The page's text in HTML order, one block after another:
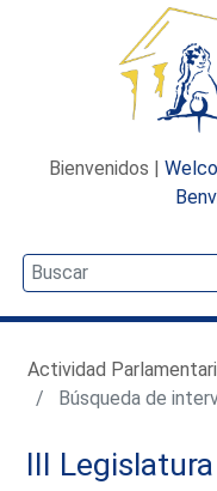
Bienvenidos |
Actividad
Búsqueda de
III Legislatura